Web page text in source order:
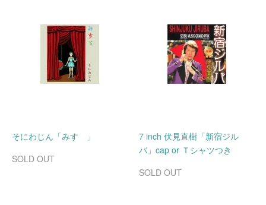
そにわじん「みすゞ」
SOLD OUT
7 inch 伏見直樹「新宿ジル
バ」cap or Ｔシャツつき
SOLD OUT